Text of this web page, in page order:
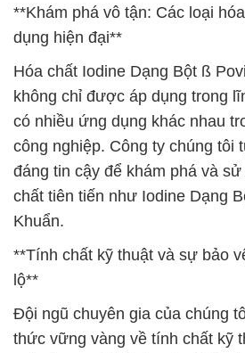
**Khám phá vô tận: Các loại
dụng hiện đại**
Hóa chất Iodine Dạng Bột ß
không chỉ được áp dụng trong
có nhiều ứng dụng khác nhau
công nghiệp. Công ty chúng tôi
đáng tin cậy để khám phá và
chất tiên tiến như Iodine Dạng
Khuẩn.
**Tính chất kỹ thuật và sự bảo
lộ**
Đội ngũ chuyên gia của chúng
thức vững vàng về tính chất kỹ